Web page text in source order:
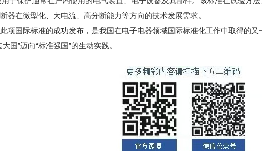
器在微型化、大电流、高分断能力等方向的技术发展需求。
项国际标准的成功发布，是我国在电子电器领域国际标准化工作中取得的
国”迈向“标准强国”的生动实践。